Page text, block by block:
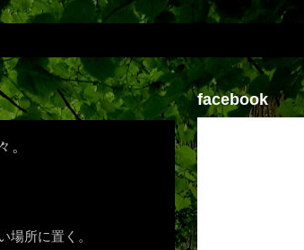
場所に置く。
facebook